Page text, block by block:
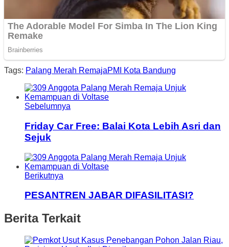
Tags: Palang Merah RemajaPMI Kota Bandung
Sebelumnya
Friday Car Free: Balai Kota Lebih Asri dan
Sejuk
Berikutnya
PESANTREN JABAR DIFASILITASI?
Berita Terkait